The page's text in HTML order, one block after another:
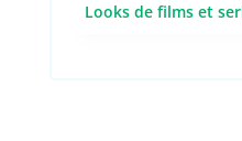
Looks de films et